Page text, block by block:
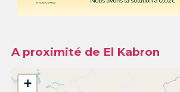
A proximité de El Kabron
+